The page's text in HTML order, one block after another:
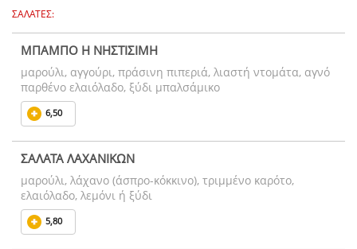
ΣΑΛΑΤΕΣ:
ΜΠΑΜΠΟ Η ΝΗΣΤΙΣΙΜΗ
μαρούλι, αγγούρι, πράσινη πιπεριά, λιαστή ντομάτα, αγνό
παρθένο ελαιόλαδο, ξύδι μπαλσάμικο
6,50
ΣΑΛΑΤΑ ΛΑΧΑΝΙΚΩΝ
μαρούλι, λάχανο (άσπρο-κόκκινο), τριμμένο καρότο,
ελαιόλαδο, λεμόνι ή ξύδι
5,80